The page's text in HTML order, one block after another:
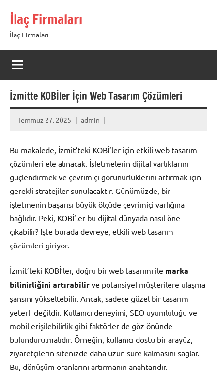
İlaç Firmaları
İlaç Firmaları
İzmitte KOBİler İçin Web Tasarım Çözümleri
Temmuz 27, 2025 admin
Bu makalede, İzmit’teki KOBİ’ler için etkili web tasarım
çözümleri ele alınacak. İşletmelerin dijital varlıklarını
güçlendirmek ve çevrimiçi görünürlüklerini artırmak için
gerekli stratejiler sunulacaktır. Günümüzde, bir
işletmenin başarısı büyük ölçüde çevrimiçi varlığına
bağlıdır. Peki, KOBİ’ler bu dijital dünyada nasıl öne
çıkabilir? İşte burada devreye, etkili web tasarım
çözümleri giriyor.
İzmit’teki KOBİ’ler, doğru bir web tasarımı ile marka
bilinirliğini artırabilir ve potansiyel müşterilere ulaşma
şansını yükseltebilir. Ancak, sadece güzel bir tasarım
yeterli değildir. Kullanıcı deneyimi, SEO uyumluluğu ve
mobil erişilebilirlik gibi faktörler de göz önünde
bulundurulmalıdır. Örneğin, kullanıcı dostu bir arayüz,
ziyaretçilerin sitenizde daha uzun süre kalmasını sağlar.
Bu, dönüşüm oranlarını artırmanın anahtarıdır.